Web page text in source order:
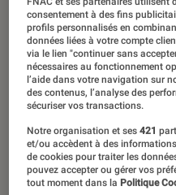
À la une
consentement à des fins
profils personnalisés en
données liées à votre compte
via le lien "continuer sans
nécessaires au fonctionnement
l’aide dans votre navigation sur
des contenus, l’analyse des
sécuriser vos transactions.
Notre organisation et ses421
et/ou accèdent à des
de cookies pour traiter les
pouvez accepter ou gérer vos
tout moment dans la Politique